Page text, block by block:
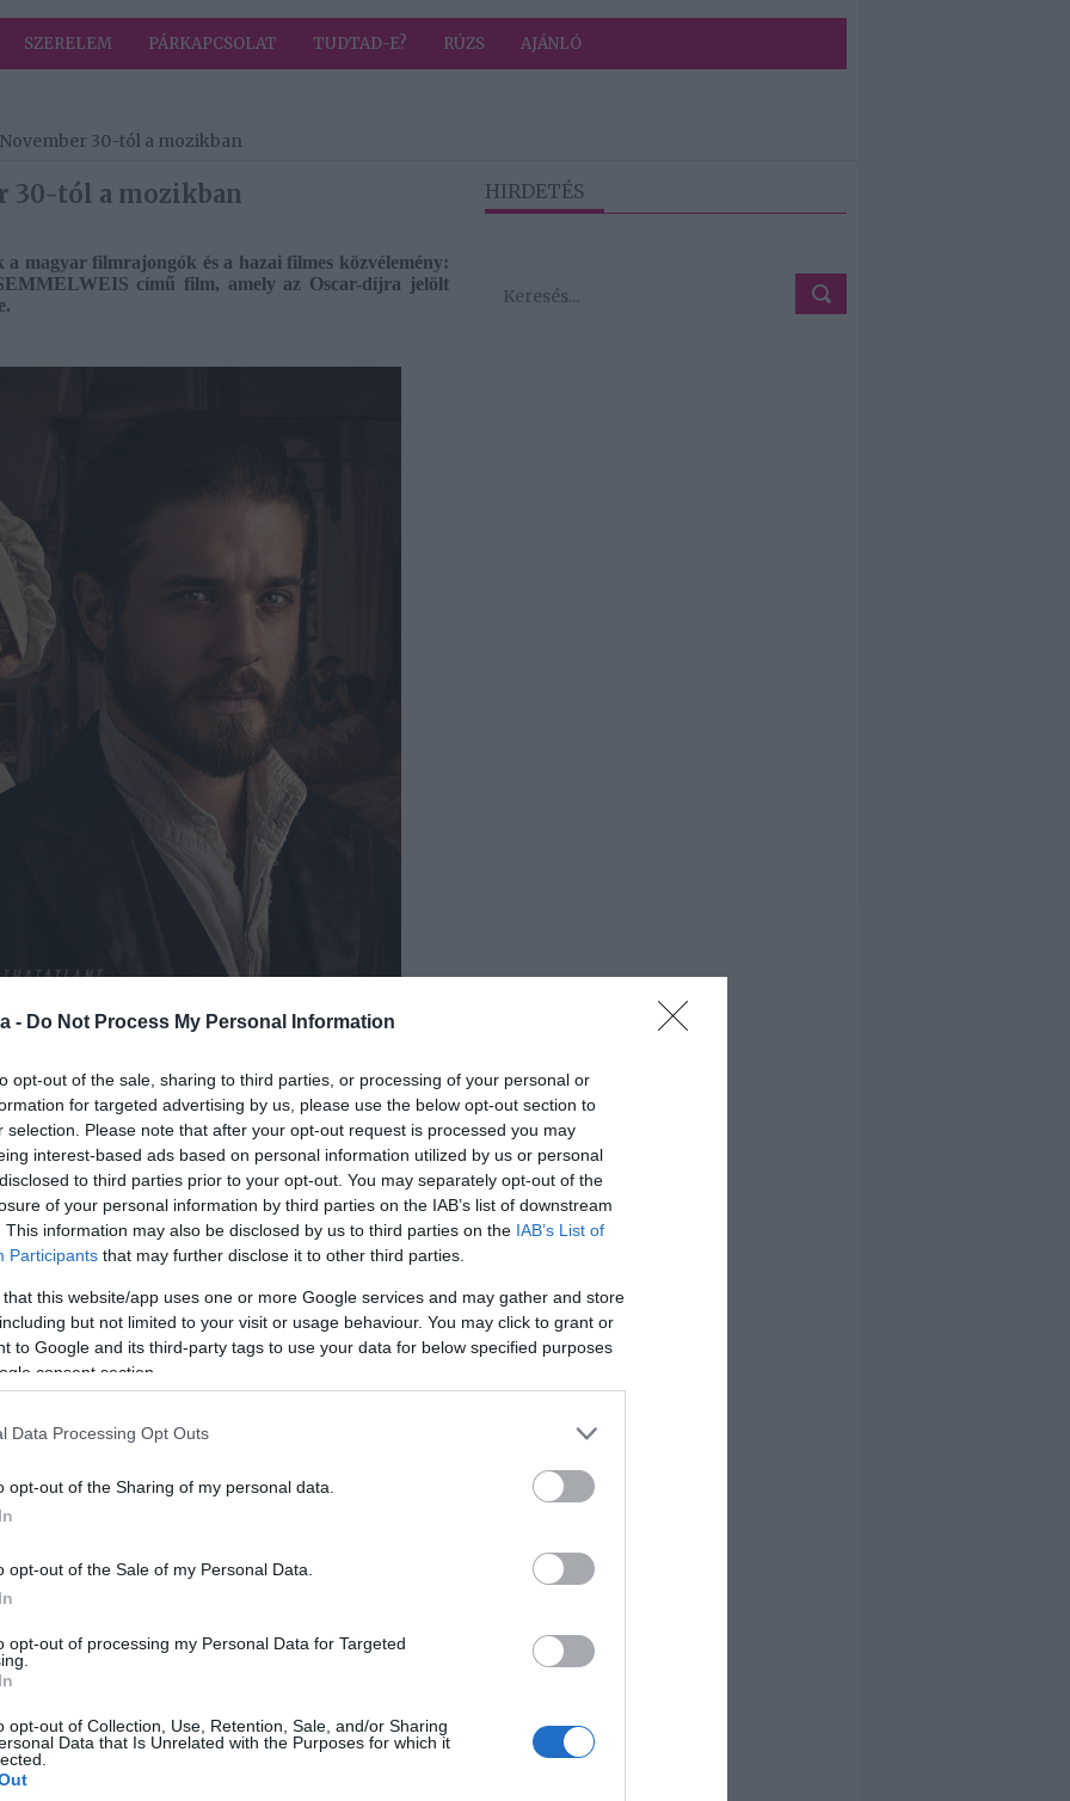
- Do Not Process My Personal Information
opt-out of the sale, sharing to third parties, or processing of your personal or
for targeted advertising by us, please use the below opt-out section to
selection. Please note that after your opt-out request is processed you may
interest-based ads based on personal information utilized by us or personal
to third parties prior to your opt-out. You may separately opt-out of the
of your personal information by third parties on the IAB’s list of downstream
This information may also be disclosed by us to third parties on the IAB’s List of
Participants that may further disclose it to other third parties.
that this website/app uses one or more Google services and may gather and store
but not limited to your visit or usage behaviour. You may click to grant or
to Google and its third-party tags to use your data for below specified purposes
consent section.
Data Processing Opt Outs
opt-out of the Sharing of my personal data.
opt-out of the Sale of my Personal Data.
opt-out of processing my Personal Data for Targeted
opt-out of Collection, Use, Retention, Sale, and/or Sharing
Data that Is Unrelated with the Purposes for which it
SZERELEM PÁRKAPCSOLAT TUDTAD-E? RÚZS AJÁNLÓ
30-tól a mozikban
30-tól a mozikban
a magyar filmrajongók és a hazai filmes közvélemény:
című film, amely az Oscar-díjra jelölt
a láthatatlant.
vitte a lehetetlent.”
emlékszünk rá: bátor és tántoríthatatlan,
teli emberként. Akit nem véletlenül emlegetnek
látták. A többi magyar orvos, akivel együtt
hitte: hiszen nem érdekelték a császárváros
orvosok elviselhetetlenül erőszakosnak
előtt, a rábízott anyák egészsége; és a szent
megszegett minden szabályt. Főnöke, a klinika
volt az élő, kellemetlen lelkiismeret: mert ha
szülészorvosok terjesztik a kórt, amelybe annyi
Katica), aki meglátta benne azt, akit senki más: a
HIRDETÉS